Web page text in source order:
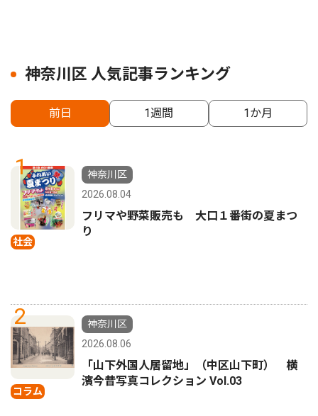
神奈川区 人気記事ランキング
前日 1週間 1か月
1
社会
神奈川区
2026.08.04
フリマや野菜販売も 大口１番街の夏まつ
り
2
コラム
神奈川区
2026.08.06
「山下外国人居留地」（中区山下町） 横
濱今昔写真コレクション Vol.03